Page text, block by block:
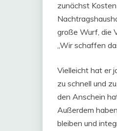
zunächst
große Wurf, die
„Wir schaffen
Vielleicht hat er
zu schnell und
den Anschein
Außerdem
bleiben und